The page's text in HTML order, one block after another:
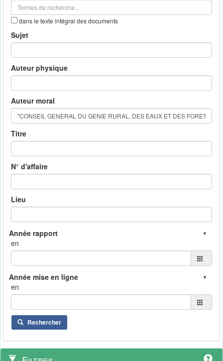
dans le texte intégral des documents
Sujet
Auteur physique
Auteur moral
Titre
N° d'affaire
Lieu
en
en
Rechercher